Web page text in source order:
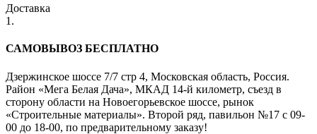
Доставка
1.
САМОВЫВОЗ БЕСПЛАТНО
Дзержинское шоссе 7/7 стр 4, Московская область, Россия.
Район «Мега Белая Дача», МКАД 14-й километр, съезд в
сторону области на Новоегорьевское шоссе, рынок
«Строительные материалы». Второй ряд, павильон №17 с 09-
00 до 18-00, по предварительному заказу!